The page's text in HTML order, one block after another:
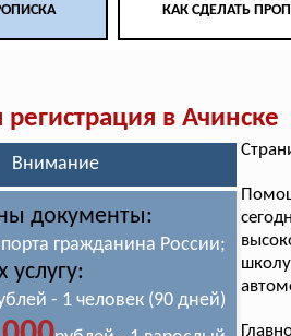
КАК СДЕЛАТЬ
в Ачинске
Внимание
документы:
гражданина России;
- 1 человек (90 дней)